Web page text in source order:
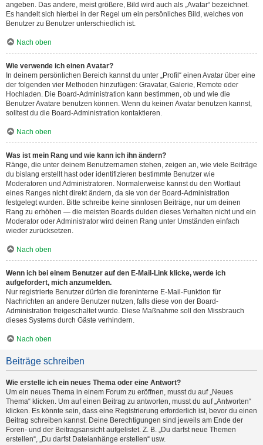
angeben. Das andere, meist größere, Bild wird auch als „Avatar“ bezeichnet.
Es handelt sich hierbei in der Regel um ein persönliches Bild, welches von
Benutzer zu Benutzer unterschiedlich ist.
Nach oben
Wie verwende ich einen Avatar?
In deinem persönlichen Bereich kannst du unter „Profil“ einen Avatar über eine
der folgenden vier Methoden hinzufügen: Gravatar, Galerie, Remote oder
Hochladen. Die Board-Administration kann bestimmen, ob und wie die
Benutzer Avatare benutzen können. Wenn du keinen Avatar benutzen kannst,
solltest du die Board-Administration kontaktieren.
Nach oben
Was ist mein Rang und wie kann ich ihn ändern?
Ränge, die unter deinem Benutzernamen stehen, zeigen an, wie viele Beiträge
du bislang erstellt hast oder identifizieren bestimmte Benutzer wie
Moderatoren und Administratoren. Normalerweise kannst du den Wortlaut
eines Ranges nicht direkt ändern, da sie von der Board-Administration
festgelegt wurden. Bitte schreibe keine sinnlosen Beiträge, nur um deinen
Rang zu erhöhen — die meisten Boards dulden dieses Verhalten nicht und ein
Moderator oder Administrator wird deinen Rang unter Umständen einfach
wieder zurücksetzen.
Nach oben
Wenn ich bei einem Benutzer auf den E-Mail-Link klicke, werde ich
aufgefordert, mich anzumelden.
Nur registrierte Benutzer dürfen die foreninterne E-Mail-Funktion für
Nachrichten an andere Benutzer nutzen, falls diese von der Board-
Administration freigeschaltet wurde. Diese Maßnahme soll den Missbrauch
dieses Systems durch Gäste verhindern.
Nach oben
Beiträge schreiben
Wie erstelle ich ein neues Thema oder eine Antwort?
Um ein neues Thema in einem Forum zu eröffnen, musst du auf „Neues
Thema“ klicken. Um auf einen Beitrag zu antworten, musst du auf „Antworten“
klicken. Es könnte sein, dass eine Registrierung erforderlich ist, bevor du einen
Beitrag schreiben kannst. Deine Berechtigungen sind jeweils am Ende der
Foren- und der Beitragsansicht aufgelistet. Z. B. „Du darfst neue Themen
erstellen“, „Du darfst Dateianhänge erstellen“ usw.